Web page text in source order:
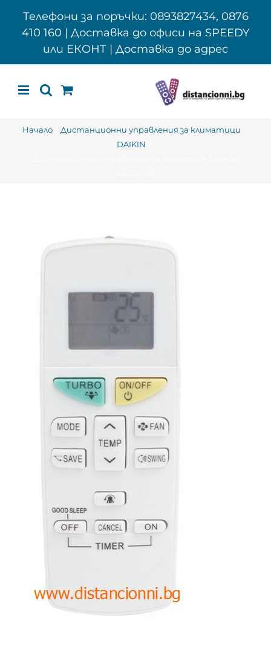
Телефони за поръчки: 0893827434, 0876
410 160 | Доставка до офиси на SPEEDY
или ЕКОНТ | Доставка до адрес
Начало
Дистанционни управления за климатици
DAIKIN